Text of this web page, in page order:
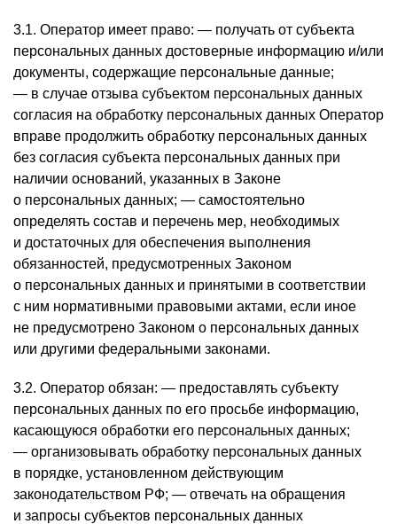
3.1. Оператор имеет право: — получать от субъекта
персональных данных достоверные информацию и/или
документы, содержащие персональные данные;
— в случае отзыва субъектом персональных данных
согласия на обработку персональных данных Оператор
вправе продолжить обработку персональных данных
без согласия субъекта персональных данных при
наличии оснований, указанных в Законе
о персональных данных; — самостоятельно
определять состав и перечень мер, необходимых
и достаточных для обеспечения выполнения
обязанностей, предусмотренных Законом
о персональных данных и принятыми в соответствии
с ним нормативными правовыми актами, если иное
не предусмотрено Законом о персональных данных
или другими федеральными законами.
3.2. Оператор обязан: — предоставлять субъекту
персональных данных по его просьбе информацию,
касающуюся обработки его персональных данных;
— организовывать обработку персональных данных
в порядке, установленном действующим
законодательством РФ; — отвечать на обращения
и запросы субъектов персональных данных